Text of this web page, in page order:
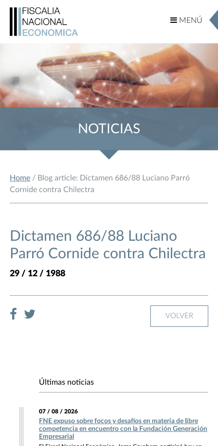
MENÚ
MENÚ
NOTICIAS
Home / Blog article: Dictamen 686/88 Luciano Parró
Cornide contra Chilectra
Dictamen 686/88 Luciano
Parró Cornide contra Chilectra
29 / 12 / 1988
VOLVER
Últimas noticias
07 / 08 / 2026
FNE expuso sobre focos y desafíos en materia de libre
competencia en encuentro con la Fundación Generación
Empresarial